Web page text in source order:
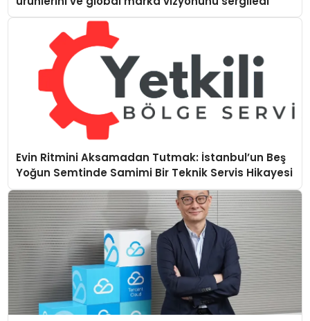
Evin Ritmini Aksamadan Tutmak: İstanbul’un Beş
Yoğun Semtinde Samimi Bir Teknik Servis Hikayesi